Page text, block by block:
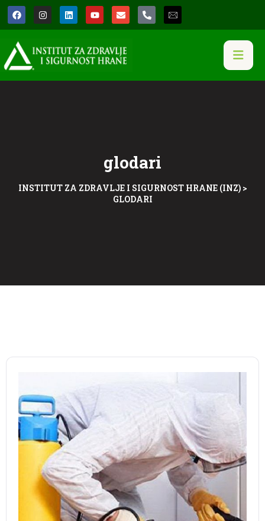
glodari
INSTITUT ZA ZDRAVLJE I SIGURNOST HRANE (INZ)>
GLODARI